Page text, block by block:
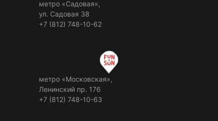
метро «Садовая»,
ул. Садовая 38
+7 (812) 748-10-62
метро «Московская»,
Ленинский пр. 176
+7 (812) 748-10-63